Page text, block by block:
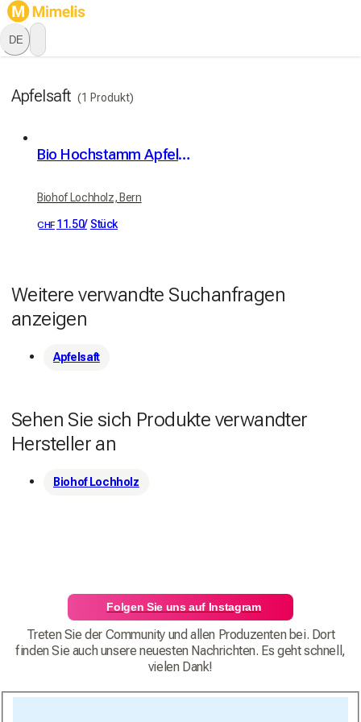
DE
Apfelsaft (1 Produkt)
Bio Hochstamm Apfelsaft naturtrüb 3 Liter
Biohof Lochholz, Bern
CHF 11.50/ Stück
Weitere verwandte Suchanfragen
anzeigen
Apfelsaft
Sehen Sie sich Produkte verwandter
Hersteller an
Biohof Lochholz
Folgen Sie uns auf Instagram
Treten Sie der Community und allen Produzenten bei. Dort
finden Sie auch unsere neuesten Nachrichten. Es geht schnell,
vielen Dank!